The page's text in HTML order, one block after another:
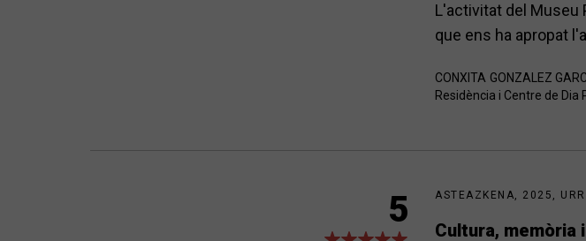
L'activitat del Museu
que ens ha apropat
CONXITA GONZALEZ
Residència i Centre de Dia
5 ASTEAZKENA, 2025,
Cultura, memòria